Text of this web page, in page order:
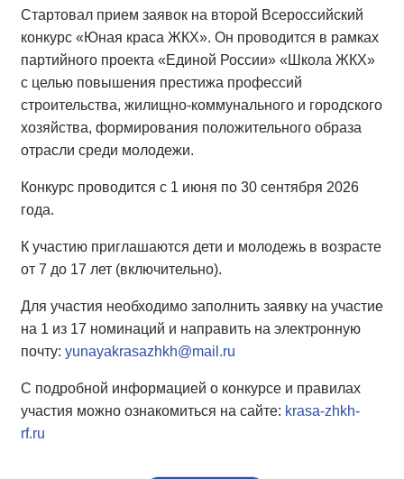
Стартовал прием заявок на второй Всероссийский
конкурс «Юная краса ЖКХ». Он проводится в рамках
партийного проекта «Единой России» «Школа ЖКХ»
с целью повышения престижа профессий
строительства, жилищно-коммунального и городского
хозяйства, формирования положительного образа
отрасли среди молодежи.
Конкурс проводится с 1 июня по 30 сентября 2026
года.
К участию приглашаются дети и молодежь в возрасте
от 7 до 17 лет (включительно).
Для участия необходимо заполнить заявку на участие
на 1 из 17 номинаций и направить на электронную
почту: yunayakrasazhkh@mail.ru
С подробной информацией о конкурсе и правилах
участия можно ознакомиться на сайте: krasa-zhkh-
rf.ru